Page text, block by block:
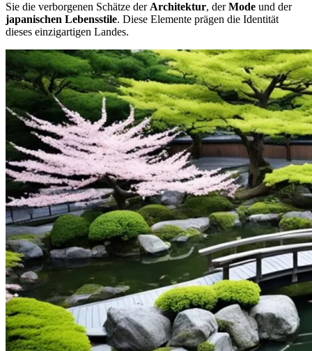
Sie die verborgenen Schätze der Architektur, derMode und der
japanischen Lebensstile. Diese Elemente prägen die Identität
dieses einzigartigen Landes.